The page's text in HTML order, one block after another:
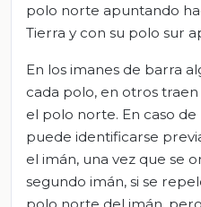
polo norte apuntando
Tierra y con su polo sur
En los imanes de barra
cada polo, en otros
el polo norte. En caso
puede identificarse
el imán, una vez que se
segundo imán, si se